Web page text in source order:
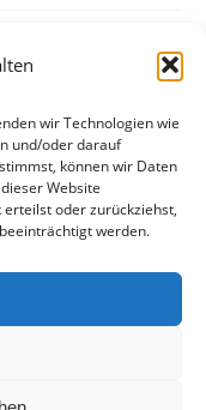
wir Technologien wie
und/oder darauf
können wir Daten
Website
oder zurückziehst,
werden.